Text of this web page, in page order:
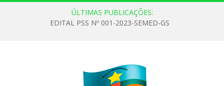
ÚLTIMAS PUBLICAÇÕES:
EDITAL PSS Nº 001-2023-SEMED-GS